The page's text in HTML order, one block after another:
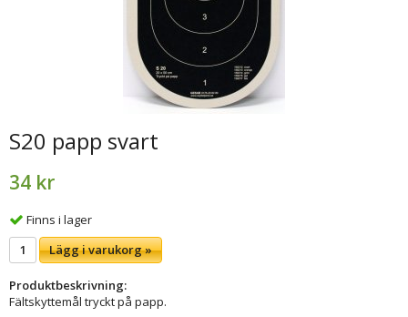
S20 papp svart
34 kr
Finns i lager
Lägg i varukorg »
Produktbeskrivning:
Fältskyttemål tryckt på papp.